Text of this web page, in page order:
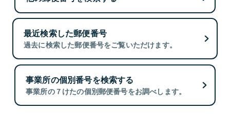
最近検索した郵便番号
過去に検索した郵便番号をご覧いただけます。
事業所の個別番号を検索する
事業所の７けたの個別郵便番号をお調べします。